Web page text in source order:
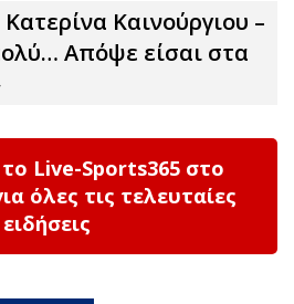
Καινούργιου –
Απόψε είσαι στα
Live-Sports365 στο
όλες τις τελευταίες
ειδήσεις